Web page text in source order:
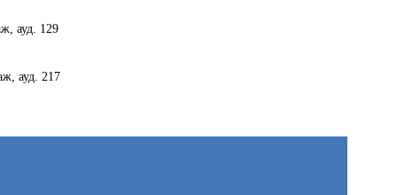
ауд. 129
ауд. 217